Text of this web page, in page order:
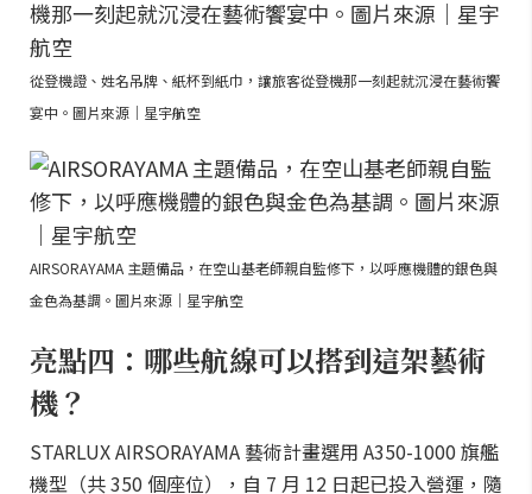
從登機證、姓名吊牌、紙杯到紙巾，讓旅客從登機那一刻起就沉浸在藝術饗
宴中。圖片來源｜星宇航空
AIRSORAYAMA 主題備品，在空山基老師親自監修下，以呼應機體的銀色與
金色為基調。圖片來源｜星宇航空
亮點四：哪些航線可以搭到這架藝術
機？
STARLUX AIRSORAYAMA 藝術計畫選用 A350-1000 旗艦
機型（共 350 個座位），自 7 月 12 日起已投入營運，隨